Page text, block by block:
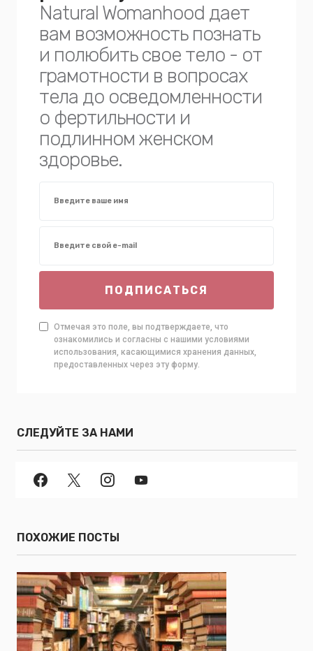
Natural Womanhood дает
вам возможность познать
и полюбить свое тело - от
грамотности в вопросах
тела до осведомленности
о фертильности и
подлинном женском
здоровье.
ПОДПИСАТЬСЯ
Отмечая это поле, вы подтверждаете, что
ознакомились и согласны с нашими условиями
использования, касающимися хранения данных,
предоставленных через эту форму.
СЛЕДУЙТЕ ЗА НАМИ
ПОХОЖИЕ ПОСТЫ